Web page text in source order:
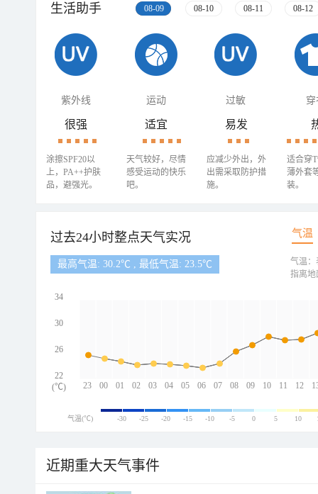
生活助手 08-09 08-10 08-11 08-12
紫外线 运动 过敏 穿
很强
涂擦SPF20以
上，PA++护肤
品，避强光。
适宜
天气较好，尽情
感受运动的快乐
吧。
易发
应减少外出，外
出需采取防护措
施。
适合穿
薄外套
装。
过去24小时整点天气实况 气温
最高气温: 30.2℃ , 最低气温: 23.5℃
23 00 01 02 03 04 05 06 07 08 09 10 11 12
34
30
26
22
(℃)
气温：
指离地
气温(℃) -30 -25 -20 -15 -10 -5 0 5 10
近期重大天气事件